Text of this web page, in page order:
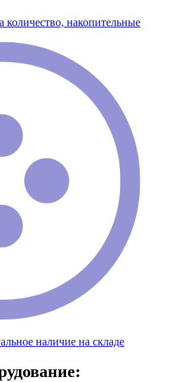
накопительные
наличие на складе